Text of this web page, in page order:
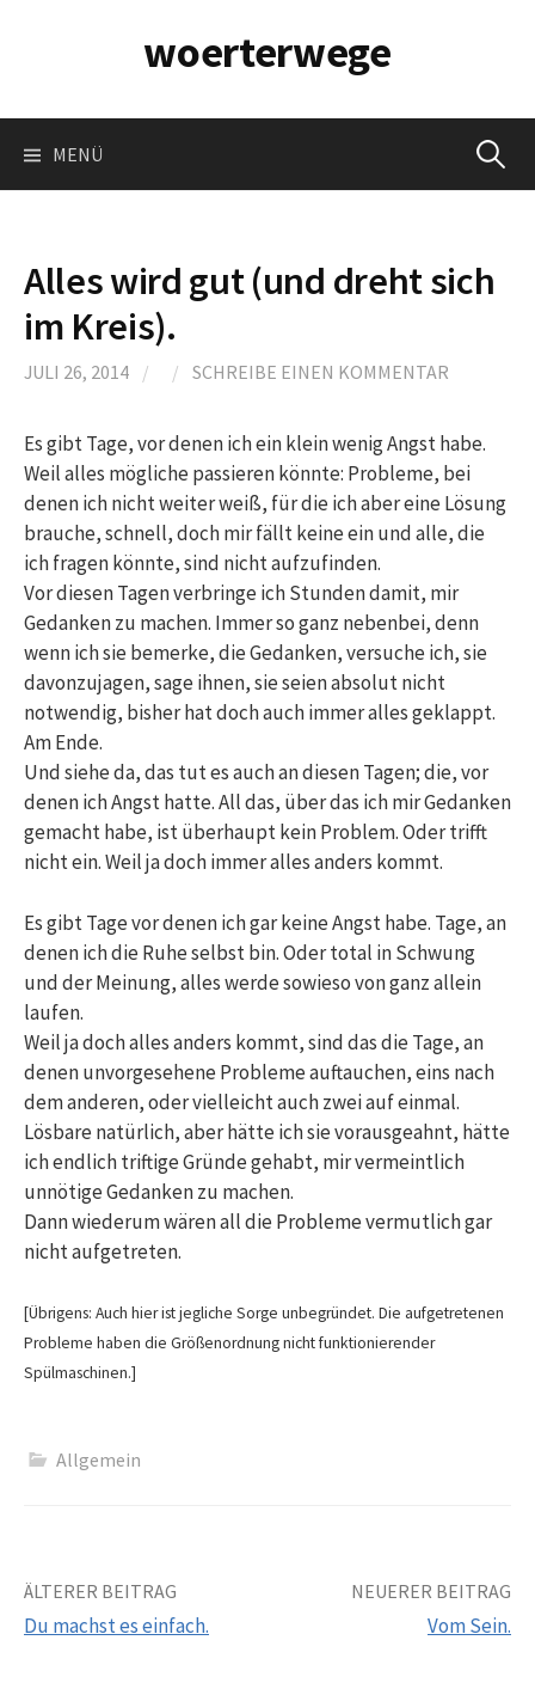
woerterwege
MENÜ Suchen
Alles wird gut (und dreht sich
im Kreis).
JULI 26, 2014 / / SCHREIBE EINEN KOMMENTAR
Es gibt Tage, vor denen ich ein klein wenig Angst habe.
Weil alles mögliche passieren könnte: Probleme, bei
denen ich nicht weiter weiß, für die ich aber eine Lösung
brauche, schnell, doch mir fällt keine ein und alle, die
ich fragen könnte, sind nicht aufzufinden.
Vor diesen Tagen verbringe ich Stunden damit, mir
Gedanken zu machen. Immer so ganz nebenbei, denn
wenn ich sie bemerke, die Gedanken, versuche ich, sie
davonzujagen, sage ihnen, sie seien absolut nicht
notwendig, bisher hat doch auch immer alles geklappt.
Am Ende.
Und siehe da, das tut es auch an diesen Tagen; die, vor
denen ich Angst hatte. All das, über das ich mir Gedanken
gemacht habe, ist überhaupt kein Problem. Oder trifft
nicht ein. Weil ja doch immer alles anders kommt.
Es gibt Tage vor denen ich gar keine Angst habe. Tage, an
denen ich die Ruhe selbst bin. Oder total in Schwung
und der Meinung, alles werde sowieso von ganz allein
laufen.
Weil ja doch alles anders kommt, sind das die Tage, an
denen unvorgesehene Probleme auftauchen, eins nach
dem anderen, oder vielleicht auch zwei auf einmal.
Lösbare natürlich, aber hätte ich sie vorausgeahnt, hätte
ich endlich triftige Gründe gehabt, mir vermeintlich
unnötige Gedanken zu machen.
Dann wiederum wären all die Probleme vermutlich gar
nicht aufgetreten.
[Übrigens: Auch hier ist jegliche Sorge unbegründet. Die aufgetretenen
Probleme haben die Größenordnung nicht funktionierender
Spülmaschinen.]
Allgemein
Beitrags-
ÄLTERER BEITRAG
Du machst es einfach.
NEUERER BEITRAG
Vom Sein.